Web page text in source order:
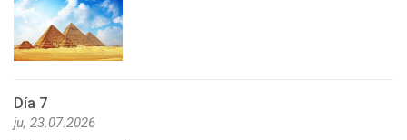
Día 7
ju, 23.07.2026